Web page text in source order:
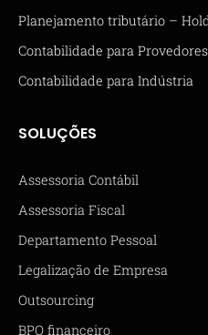
Planejamento tributário –
Contabilidade para
Contabilidade para Indústria
SOLUÇÕES
Assessoria Contábil
Assessoria Fiscal
Departamento Pessoal
Legalização de Empresa
Outsourcing
BPO financeiro